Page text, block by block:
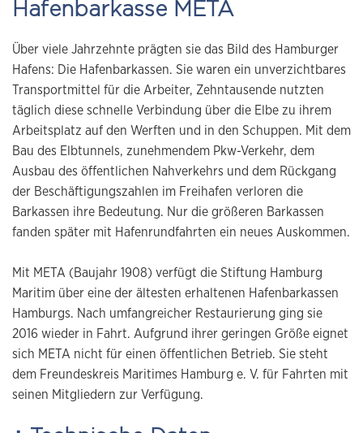
Hafenbarkasse META
Über viele Jahrzehnte prägten sie das Bild des Hamburger
Hafens: Die Hafenbarkassen. Sie waren ein unverzichtbares
Transportmittel für die Arbeiter, Zehntausende nutzten
täglich diese schnelle Verbindung über die Elbe zu ihrem
Arbeitsplatz auf den Werften und in den Schuppen. Mit dem
Bau des Elbtunnels, zunehmendem Pkw-Verkehr, dem
Ausbau des öffentlichen Nahverkehrs und dem Rückgang
der Beschäftigungszahlen im Freihafen verloren die
Barkassen ihre Bedeutung. Nur die größeren Barkassen
fanden später mit Hafenrundfahrten ein neues Auskommen.
Mit META (Baujahr 1908) verfügt die Stiftung Hamburg
Maritim über eine der ältesten erhaltenen Hafenbarkassen
Hamburgs. Nach umfangreicher Restaurierung ging sie
2016 wieder in Fahrt. Aufgrund ihrer geringen Größe eignet
sich META nicht für einen öffentlichen Betrieb. Sie steht
dem Freundeskreis Maritimes Hamburg e. V. für Fahrten mit
seinen Mitgliedern zur Verfügung.